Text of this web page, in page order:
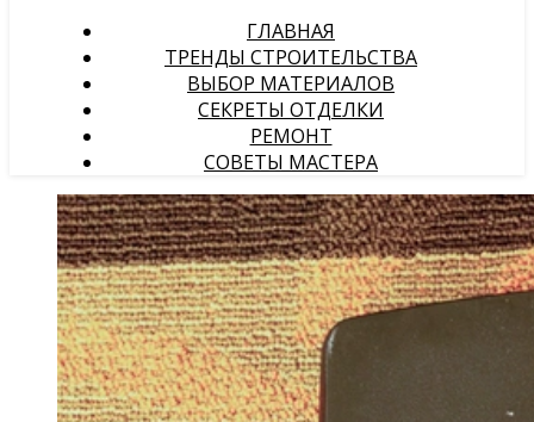
ГЛАВНАЯ
ТРЕНДЫ СТРОИТЕЛЬСТВА
ВЫБОР МАТЕРИАЛОВ
СЕКРЕТЫ ОТДЕЛКИ
РЕМОНТ
СОВЕТЫ МАСТЕРА